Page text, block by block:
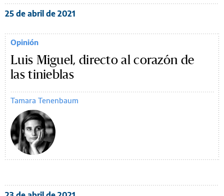
25 de abril de 2021
Opinión
Luis Miguel, directo al corazón de
las tinieblas
Tamara Tenenbaum